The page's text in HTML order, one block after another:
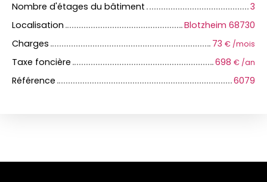
Nombre d'étages du bâtiment
3
Localisation
Blotzheim 68730
Charges
73 € /mois
Taxe foncière 698 € /an
Référence 6079